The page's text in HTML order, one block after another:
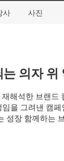
사 사진
는 의자
재해석한 브랜드
을 그려낸 캠페
성장 함께하는